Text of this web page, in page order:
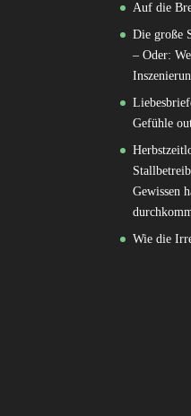
Auf die
Die große
– Oder:
Gefühle
Gewissen
Wie die